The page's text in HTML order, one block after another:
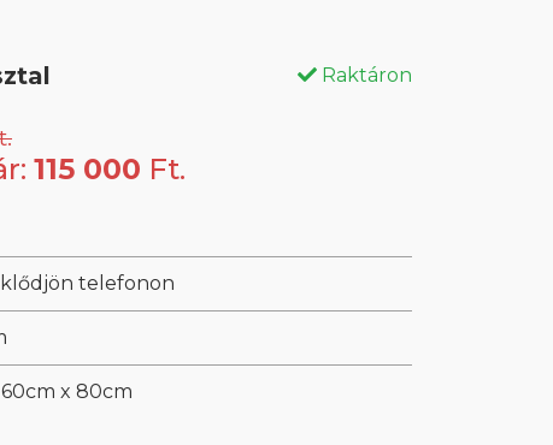
Raktáron
115 000 Ft.
telefonon
x 80cm